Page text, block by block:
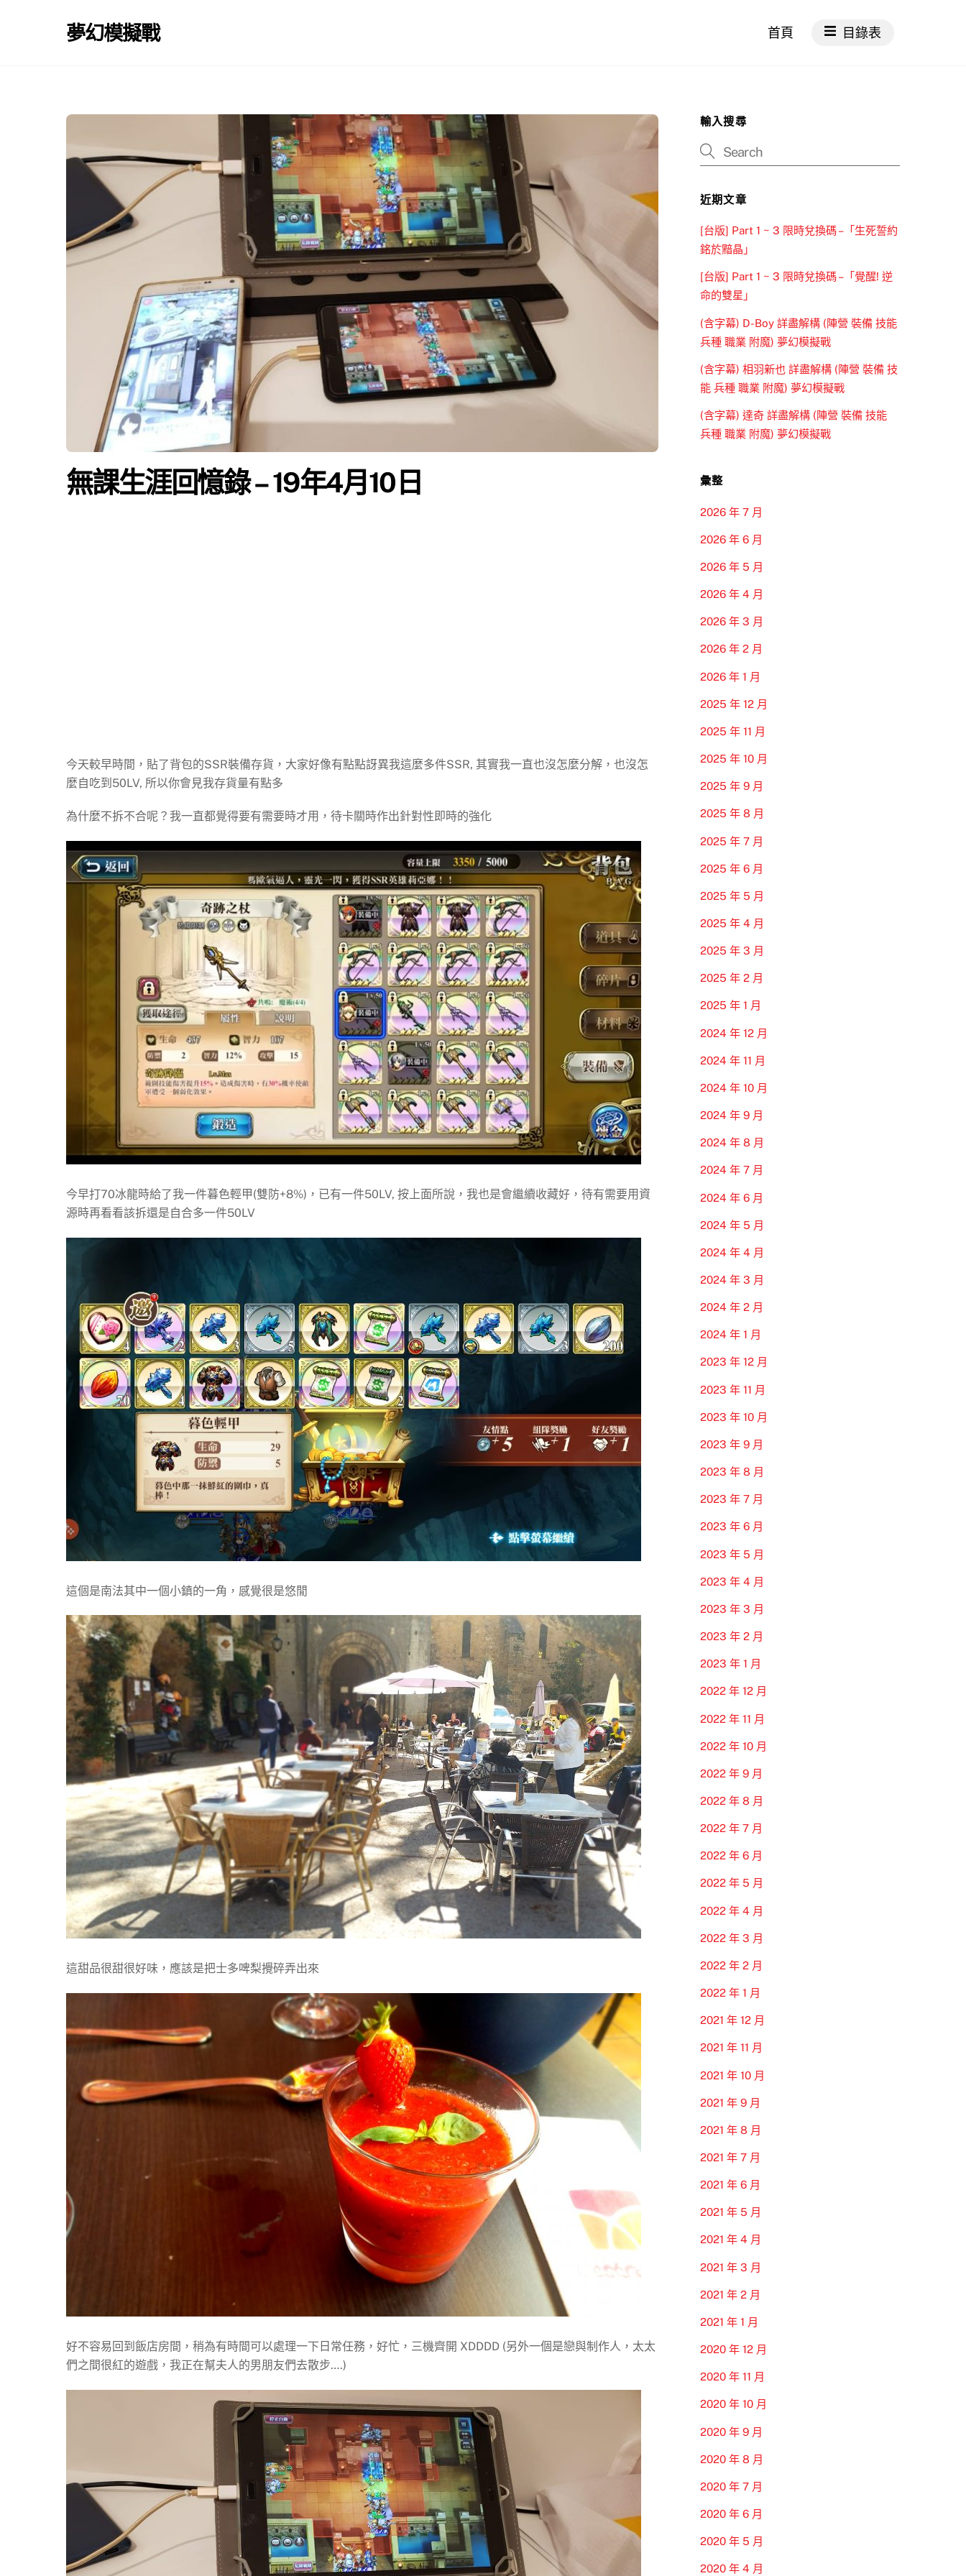
夢幻模擬戰 首頁 目錄表
無課生涯回憶錄 – 19年4月10日
今天較早時間，貼了背包的SSR裝備存貨，大家好像有點點訝異我這麼多件SSR, 其實我一直也沒怎麼分解，也沒怎
麼自吃到50LV, 所以你會見我存貨量有點多
為什麼不拆不合呢？我一直都覺得要有需要時才用，待卡關時作出針對性即時的強化
今早打70冰龍時給了我一件暮色輕甲(雙防+8%)，已有一件50LV, 按上面所說，我也是會繼續收藏好，待有需要用資
源時再看看該拆還是自合多一件50LV
這個是南法其中一個小鎮的一角，感覺很是悠閒
這甜品很甜很好味，應該是把士多啤梨攪碎弄出來
好不容易回到飯店房間，稍為有時間可以處理一下日常任務，好忙，三機齊開 XDDDD (另外一個是戀與制作人，太太
們之間很紅的遊戲，我正在幫夫人的男朋友們去散步….)
輸入搜尋
近期文章
[台版] Part 1 ~ 3 限時兌換碼 –「生死誓約
銘於黯晶」
[台版] Part 1 ~ 3 限時兌換碼 –「覺醒! 逆
命的雙星」
(含字幕) D-Boy 詳盡解構 (陣營 裝備 技能
兵種 職業 附魔) 夢幻模擬戰
(含字幕) 相羽新也 詳盡解構 (陣營 裝備 技
能 兵種 職業 附魔) 夢幻模擬戰
(含字幕) 達奇 詳盡解構 (陣營 裝備 技能
兵種 職業 附魔) 夢幻模擬戰
彙整
2026 年 7 月
2026 年 6 月
2026 年 5 月
2026 年 4 月
2026 年 3 月
2026 年 2 月
2026 年 1 月
2025 年 12 月
2025 年 11 月
2025 年 10 月
2025 年 9 月
2025 年 8 月
2025 年 7 月
2025 年 6 月
2025 年 5 月
2025 年 4 月
2025 年 3 月
2025 年 2 月
2025 年 1 月
2024 年 12 月
2024 年 11 月
2024 年 10 月
2024 年 9 月
2024 年 8 月
2024 年 7 月
2024 年 6 月
2024 年 5 月
2024 年 4 月
2024 年 3 月
2024 年 2 月
2024 年 1 月
2023 年 12 月
2023 年 11 月
2023 年 10 月
2023 年 9 月
2023 年 8 月
2023 年 7 月
2023 年 6 月
2023 年 5 月
2023 年 4 月
2023 年 3 月
2023 年 2 月
2023 年 1 月
2022 年 12 月
2022 年 11 月
2022 年 10 月
2022 年 9 月
2022 年 8 月
2022 年 7 月
2022 年 6 月
2022 年 5 月
2022 年 4 月
2022 年 3 月
2022 年 2 月
2022 年 1 月
2021 年 12 月
2021 年 11 月
2021 年 10 月
2021 年 9 月
2021 年 8 月
2021 年 7 月
2021 年 6 月
2021 年 5 月
2021 年 4 月
2021 年 3 月
2021 年 2 月
2021 年 1 月
2020 年 12 月
2020 年 11 月
2020 年 10 月
2020 年 9 月
2020 年 8 月
2020 年 7 月
2020 年 6 月
2020 年 5 月
2020 年 4 月